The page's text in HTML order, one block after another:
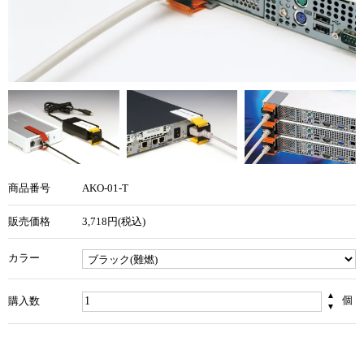
商品番号 AKO-01-T
販売価格 3,718円(税込)
カラー
購入数
▲
▼
個